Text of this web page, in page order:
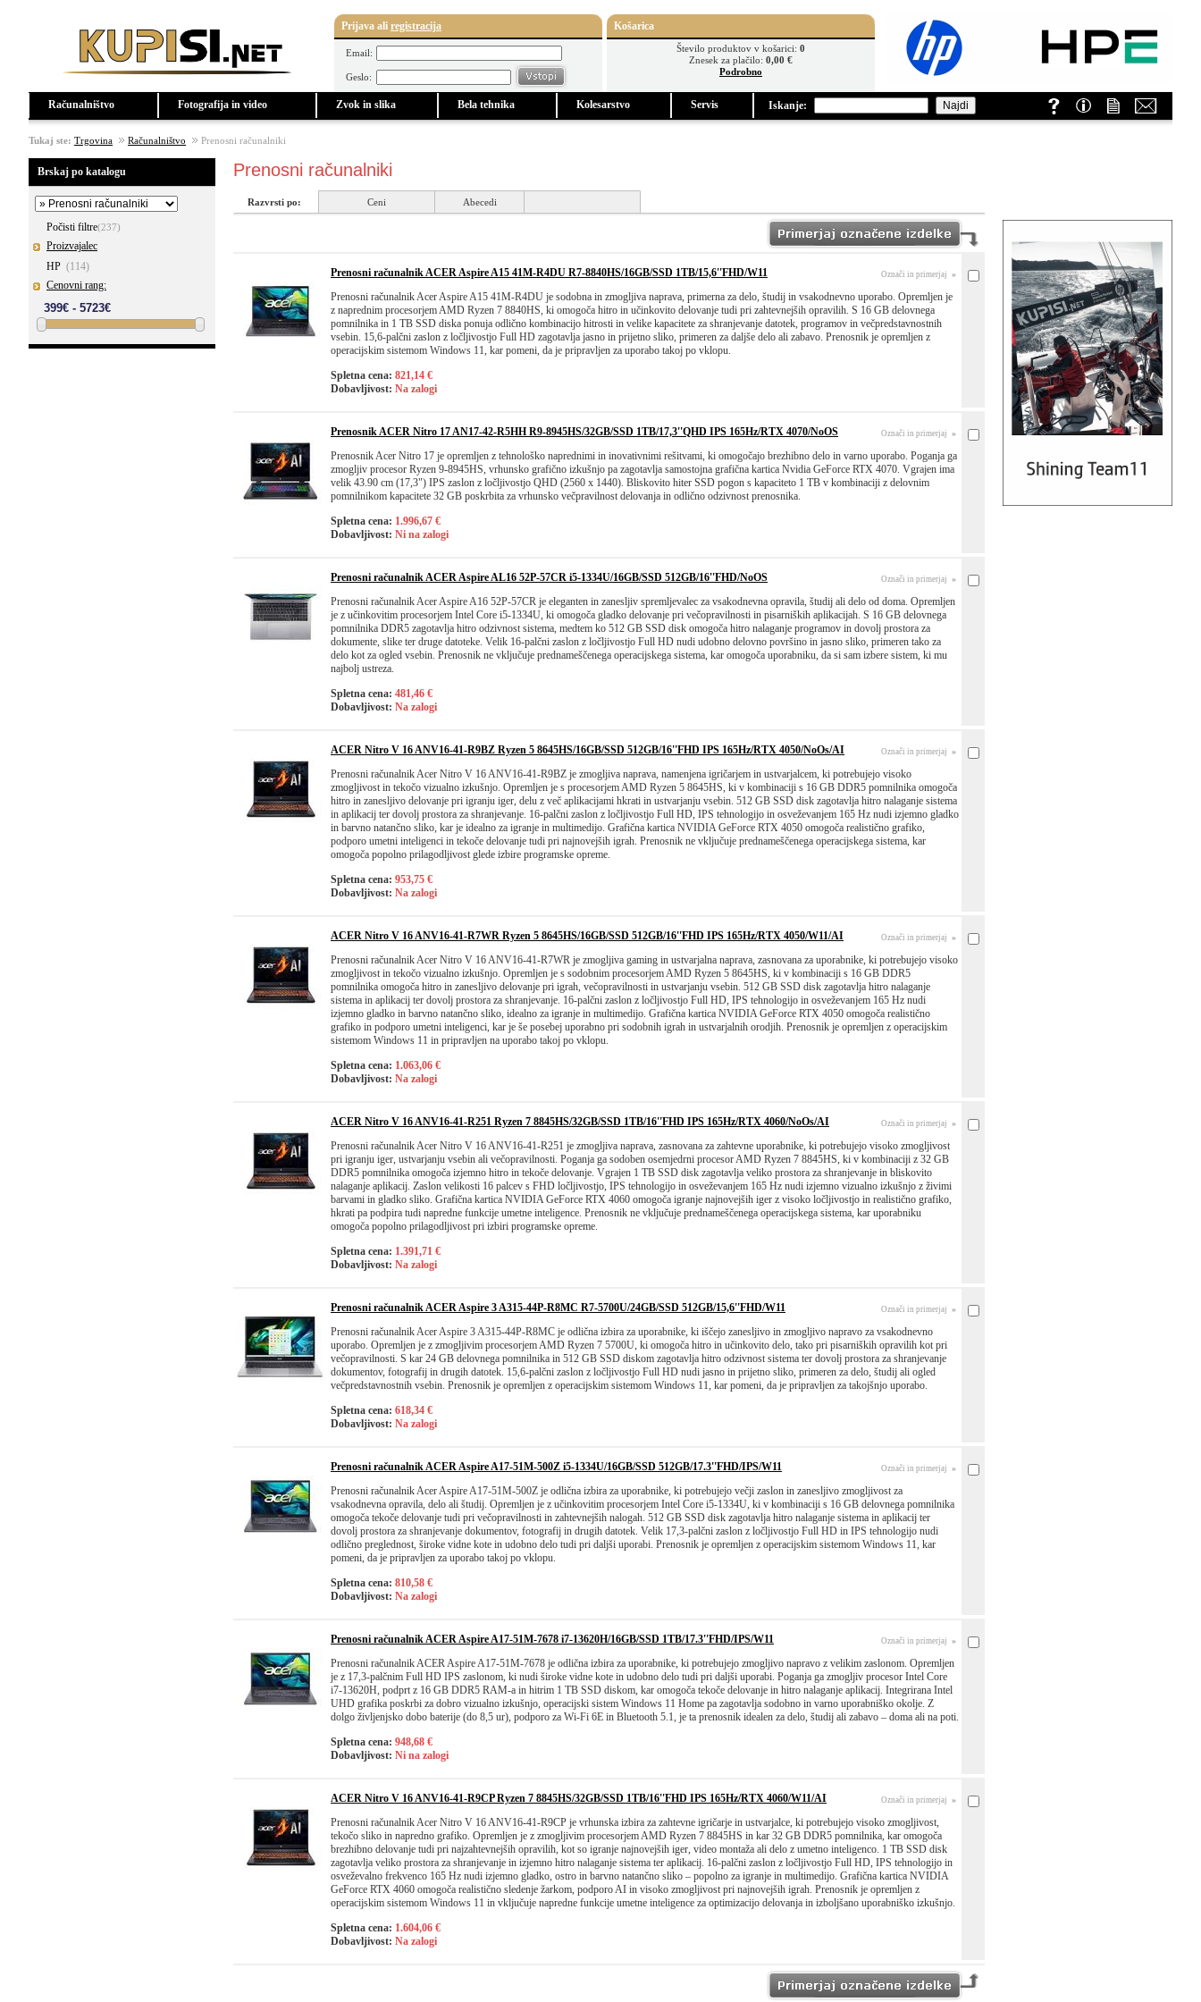
Prijava ali registracija
Email:
Geslo:
Košarica
Število produktov v košarici: 0
Znesek za plačilo: 0,00 €
Podrobno
Računalništvo Fotografija in video Zvok in slika Bela tehnika Kolesarstvo Servis Iskanje:
Tukaj ste: Trgovina Računalništvo Prenosni računalniki
Brskaj po katalogu
Počisti filtre(237)
Proizvajalec
HP (114)
Cenovni rang:
Prenosni računalniki
Razvrsti po: Ceni Abecedi
Označi in primerjaj »
Prenosni računalnik ACER Aspire A15 41M-R4DU R7-8840HS/16GB/SSD 1TB/15,6''FHD/W11
Prenosni računalnik Acer Aspire A15 41M-R4DU je sodobna in zmogljiva naprava, primerna za delo, študij in vsakodnevno uporabo. Opremljen je
z naprednim procesorjem AMD Ryzen 7 8840HS, ki omogoča hitro in učinkovito delovanje tudi pri zahtevnejših opravilih. S 16 GB delovnega
pomnilnika in 1 TB SSD diska ponuja odlično kombinacijo hitrosti in velike kapacitete za shranjevanje datotek, programov in večpredstavnostnih
vsebin. 15,6-palčni zaslon z ločljivostjo Full HD zagotavlja jasno in prijetno sliko, primeren za daljše delo ali zabavo. Prenosnik je opremljen z
operacijskim sistemom Windows 11, kar pomeni, da je pripravljen za uporabo takoj po vklopu.
Spletna cena: 821,14 €
Dobavljivost: Na zalogi
Označi in primerjaj »
Prenosnik ACER Nitro 17 AN17-42-R5HH R9-8945HS/32GB/SSD 1TB/17,3''QHD IPS 165Hz/RTX 4070/NoOS
Prenosnik Acer Nitro 17 je opremljen z tehnološko naprednimi in inovativnimi rešitvami, ki omogočajo brezhibno delo in varno uporabo. Poganja ga
zmogljiv procesor Ryzen 9-8945HS, vrhunsko grafično izkušnjo pa zagotavlja samostojna grafična kartica Nvidia GeForce RTX 4070. Vgrajen ima
velik 43.90 cm (17,3") IPS zaslon z ločljivostjo QHD (2560 x 1440). Bliskovito hiter SSD pogon s kapaciteto 1 TB v kombinaciji z delovnim
pomnilnikom kapacitete 32 GB poskrbita za vrhunsko večpravilnost delovanja in odlično odzivnost prenosnika.
Spletna cena: 1.996,67 €
Dobavljivost: Ni na zalogi
Označi in primerjaj »
Prenosni računalnik ACER Aspire AL16 52P-57CR i5-1334U/16GB/SSD 512GB/16''FHD/NoOS
Prenosni računalnik Acer Aspire A16 52P-57CR je eleganten in zanesljiv spremljevalec za vsakodnevna opravila, študij ali delo od doma. Opremljen
je z učinkovitim procesorjem Intel Core i5-1334U, ki omogoča gladko delovanje pri večopravilnosti in pisarniških aplikacijah. S 16 GB delovnega
pomnilnika DDR5 zagotavlja hitro odzivnost sistema, medtem ko 512 GB SSD disk omogoča hitro nalaganje programov in dovolj prostora za
dokumente, slike ter druge datoteke. Velik 16-palčni zaslon z ločljivostjo Full HD nudi udobno delovno površino in jasno sliko, primeren tako za
delo kot za ogled vsebin. Prenosnik ne vključuje prednameščenega operacijskega sistema, kar omogoča uporabniku, da si sam izbere sistem, ki mu
najbolj ustreza.
Spletna cena: 481,46 €
Dobavljivost: Na zalogi
Označi in primerjaj »
ACER Nitro V 16 ANV16-41-R9BZ Ryzen 5 8645HS/16GB/SSD 512GB/16''FHD IPS 165Hz/RTX 4050/NoOs/AI
Prenosni računalnik Acer Nitro V 16 ANV16-41-R9BZ je zmogljiva naprava, namenjena igričarjem in ustvarjalcem, ki potrebujejo visoko
zmogljivost in tekočo vizualno izkušnjo. Opremljen je s procesorjem AMD Ryzen 5 8645HS, ki v kombinaciji s 16 GB DDR5 pomnilnika omogoča
hitro in zanesljivo delovanje pri igranju iger, delu z več aplikacijami hkrati in ustvarjanju vsebin. 512 GB SSD disk zagotavlja hitro nalaganje sistema
in aplikacij ter dovolj prostora za shranjevanje. 16-palčni zaslon z ločljivostjo Full HD, IPS tehnologijo in osveževanjem 165 Hz nudi izjemno gladko
in barvno natančno sliko, kar je idealno za igranje in multimedijo. Grafična kartica NVIDIA GeForce RTX 4050 omogoča realistično grafiko,
podporo umetni inteligenci in tekoče delovanje tudi pri najnovejših igrah. Prenosnik ne vključuje prednameščenega operacijskega sistema, kar
omogoča popolno prilagodljivost glede izbire programske opreme.
Spletna cena: 953,75 €
Dobavljivost: Na zalogi
Označi in primerjaj »
ACER Nitro V 16 ANV16-41-R7WR Ryzen 5 8645HS/16GB/SSD 512GB/16''FHD IPS 165Hz/RTX 4050/W11/AI
Prenosni računalnik Acer Nitro V 16 ANV16-41-R7WR je zmogljiva gaming in ustvarjalna naprava, zasnovana za uporabnike, ki potrebujejo visoko
zmogljivost in tekočo vizualno izkušnjo. Opremljen je s sodobnim procesorjem AMD Ryzen 5 8645HS, ki v kombinaciji s 16 GB DDR5
pomnilnika omogoča hitro in zanesljivo delovanje pri igrah, večopravilnosti in ustvarjanju vsebin. 512 GB SSD disk zagotavlja hitro nalaganje
sistema in aplikacij ter dovolj prostora za shranjevanje. 16-palčni zaslon z ločljivostjo Full HD, IPS tehnologijo in osveževanjem 165 Hz nudi
izjemno gladko in barvno natančno sliko, idealno za igranje in multimedijo. Grafična kartica NVIDIA GeForce RTX 4050 omogoča realistično
grafiko in podporo umetni inteligenci, kar je še posebej uporabno pri sodobnih igrah in ustvarjalnih orodjih. Prenosnik je opremljen z operacijskim
sistemom Windows 11 in pripravljen na uporabo takoj po vklopu.
Spletna cena: 1.063,06 €
Dobavljivost: Na zalogi
Označi in primerjaj »
ACER Nitro V 16 ANV16-41-R251 Ryzen 7 8845HS/32GB/SSD 1TB/16''FHD IPS 165Hz/RTX 4060/NoOs/AI
Prenosni računalnik Acer Nitro V 16 ANV16-41-R251 je zmogljiva naprava, zasnovana za zahtevne uporabnike, ki potrebujejo visoko zmogljivost
pri igranju iger, ustvarjanju vsebin ali večopravilnosti. Poganja ga sodoben osemjedrni procesor AMD Ryzen 7 8845HS, ki v kombinaciji z 32 GB
DDR5 pomnilnika omogoča izjemno hitro in tekoče delovanje. Vgrajen 1 TB SSD disk zagotavlja veliko prostora za shranjevanje in bliskovito
nalaganje aplikacij. Zaslon velikosti 16 palcev s FHD ločljivostjo, IPS tehnologijo in osveževanjem 165 Hz nudi izjemno vizualno izkušnjo z živimi
barvami in gladko sliko. Grafična kartica NVIDIA GeForce RTX 4060 omogoča igranje najnovejših iger z visoko ločljivostjo in realistično grafiko,
hkrati pa podpira tudi napredne funkcije umetne inteligence. Prenosnik ne vključuje prednameščenega operacijskega sistema, kar uporabniku
omogoča popolno prilagodljivost pri izbiri programske opreme.
Spletna cena: 1.391,71 €
Dobavljivost: Na zalogi
Označi in primerjaj »
Prenosni računalnik ACER Aspire 3 A315-44P-R8MC R7-5700U/24GB/SSD 512GB/15,6''FHD/W11
Prenosni računalnik Acer Aspire 3 A315-44P-R8MC je odlična izbira za uporabnike, ki iščejo zanesljivo in zmogljivo napravo za vsakodnevno
uporabo. Opremljen je z zmogljivim procesorjem AMD Ryzen 7 5700U, ki omogoča hitro in učinkovito delo, tako pri pisarniških opravilih kot pri
večopravilnosti. S kar 24 GB delovnega pomnilnika in 512 GB SSD diskom zagotavlja hitro odzivnost sistema ter dovolj prostora za shranjevanje
dokumentov, fotografij in drugih datotek. 15,6-palčni zaslon z ločljivostjo Full HD nudi jasno in prijetno sliko, primeren za delo, študij ali ogled
večpredstavnostnih vsebin. Prenosnik je opremljen z operacijskim sistemom Windows 11, kar pomeni, da je pripravljen za takojšnjo uporabo.
Spletna cena: 618,34 €
Dobavljivost: Na zalogi
Označi in primerjaj »
Prenosni računalnik ACER Aspire A17-51M-500Z i5-1334U/16GB/SSD 512GB/17.3''FHD/IPS/W11
Prenosni računalnik Acer Aspire A17-51M-500Z je odlična izbira za uporabnike, ki potrebujejo večji zaslon in zanesljivo zmogljivost za
vsakodnevna opravila, delo ali študij. Opremljen je z učinkovitim procesorjem Intel Core i5-1334U, ki v kombinaciji s 16 GB delovnega pomnilnika
omogoča tekoče delovanje tudi pri večopravilnosti in zahtevnejših nalogah. 512 GB SSD disk zagotavlja hitro nalaganje sistema in aplikacij ter
dovolj prostora za shranjevanje dokumentov, fotografij in drugih datotek. Velik 17,3-palčni zaslon z ločljivostjo Full HD in IPS tehnologijo nudi
odlično preglednost, široke vidne kote in udobno delo tudi pri daljši uporabi. Prenosnik je opremljen z operacijskim sistemom Windows 11, kar
pomeni, da je pripravljen za uporabo takoj po vklopu.
Spletna cena: 810,58 €
Dobavljivost: Na zalogi
Označi in primerjaj »
Prenosni računalnik ACER Aspire A17-51M-7678 i7-13620H/16GB/SSD 1TB/17.3''FHD/IPS/W11
Prenosni računalnik ACER Aspire A17-51M-7678 je odlična izbira za uporabnike, ki potrebujejo zmogljivo napravo z velikim zaslonom. Opremljen
je z 17,3-palčnim Full HD IPS zaslonom, ki nudi široke vidne kote in udobno delo tudi pri daljši uporabi. Poganja ga zmogljiv procesor Intel Core
i7-13620H, podprt z 16 GB DDR5 RAM-a in hitrim 1 TB SSD diskom, kar omogoča tekoče delovanje in hitro nalaganje aplikacij. Integrirana Intel
UHD grafika poskrbi za dobro vizualno izkušnjo, operacijski sistem Windows 11 Home pa zagotavlja sodobno in varno uporabniško okolje. Z
dolgo življenjsko dobo baterije (do 8,5 ur), podporo za Wi-Fi 6E in Bluetooth 5.1, je ta prenosnik idealen za delo, študij ali zabavo – doma ali na poti.
Spletna cena: 948,68 €
Dobavljivost: Ni na zalogi
Označi in primerjaj »
ACER Nitro V 16 ANV16-41-R9CP Ryzen 7 8845HS/32GB/SSD 1TB/16''FHD IPS 165Hz/RTX 4060/W11/AI
Prenosni računalnik Acer Nitro V 16 ANV16-41-R9CP je vrhunska izbira za zahtevne igričarje in ustvarjalce, ki potrebujejo visoko zmogljivost,
tekočo sliko in napredno grafiko. Opremljen je z zmogljivim procesorjem AMD Ryzen 7 8845HS in kar 32 GB DDR5 pomnilnika, kar omogoča
brezhibno delovanje tudi pri najzahtevnejših opravilih, kot so igranje najnovejših iger, video montaža ali delo z umetno inteligenco. 1 TB SSD disk
zagotavlja veliko prostora za shranjevanje in izjemno hitro nalaganje sistema ter aplikacij. 16-palčni zaslon z ločljivostjo Full HD, IPS tehnologijo in
osveževalno frekvenco 165 Hz nudi izjemno gladko, ostro in barvno natančno sliko – popolno za igranje in multimedijo. Grafična kartica NVIDIA
GeForce RTX 4060 omogoča realistično sledenje žarkom, podporo AI in visoko zmogljivost pri najnovejših igrah. Prenosnik je opremljen z
operacijskim sistemom Windows 11 in vključuje napredne funkcije umetne inteligence za optimizacijo delovanja in izboljšano uporabniško izkušnjo.
Spletna cena: 1.604,06 €
Dobavljivost: Na zalogi